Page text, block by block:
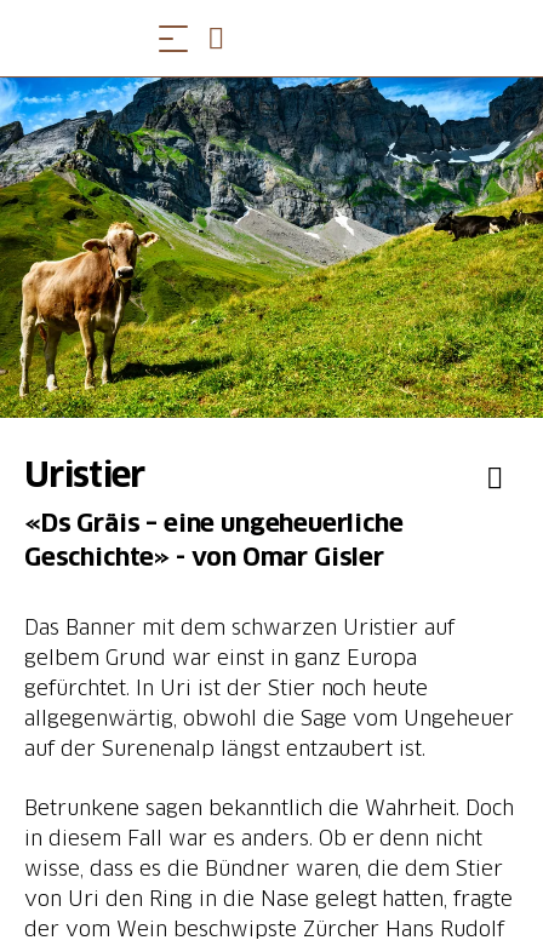
Uristier
«Ds Gräis – eine ungeheuerliche
Geschichte» - von Omar Gisler
Das Banner mit dem schwarzen Uristier auf
gelbem Grund war einst in ganz Europa
gefürchtet. In Uri ist der Stier noch heute
allgegenwärtig, obwohl die Sage vom Ungeheuer
auf der Surenenalp längst entzaubert ist.
Betrunkene sagen bekanntlich die Wahrheit. Doch
in diesem Fall war es anders. Ob er denn nicht
wisse, dass es die Bündner waren, die dem Stier
von Uri den Ring in die Nase gelegt hatten, fragte
der vom Wein beschwipste Zürcher Hans Rudolf